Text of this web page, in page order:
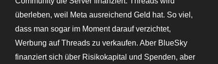
überleben, weil Meta ausreichend Geld hat. So viel,
dass man sogar im Moment darauf verzichtet,
Werbung auf Threads zu verkaufen. Aber BlueSky
finanziert sich über Risikokapital und Spenden, aber